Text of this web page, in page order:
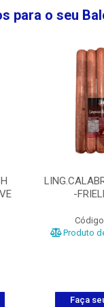
para o seu
-
Produto
Faça